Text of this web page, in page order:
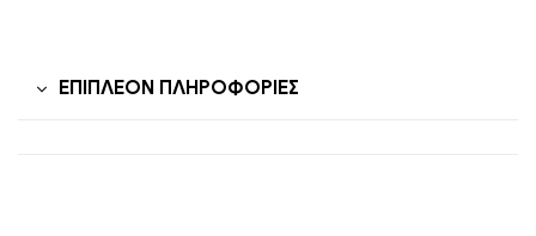
ΕΠΙΠΛΈΟΝ ΠΛΗΡΟΦΟΡΊΕΣ